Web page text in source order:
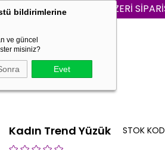
bildirimlerine
ve güncel
misiniz?
Evet
3000₺ VE ÜZERİ
Kadın Trend Yüzük STOK